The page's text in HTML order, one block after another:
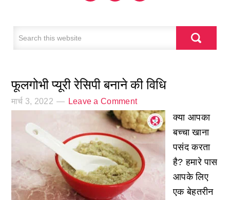
फूलगोभी प्यूरी रेसिपी बनाने की विधि
मार्च 3, 2022 Leave a Comment
क्या आपका
बच्चा खाना
पसंद करता
है? हमारे पास
आपके लिए
एक बेहतरीन